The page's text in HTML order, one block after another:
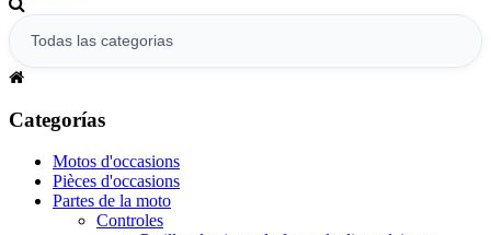
Categorías
Motos d'occasions
Pièces d'occasions
Partes de la moto
Controles